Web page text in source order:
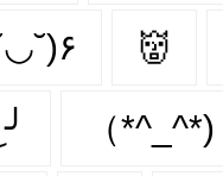
👹
（*^_^*)